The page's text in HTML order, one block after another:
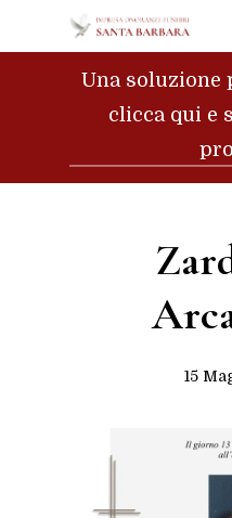
to
Una soluzione
clicca qui e
15